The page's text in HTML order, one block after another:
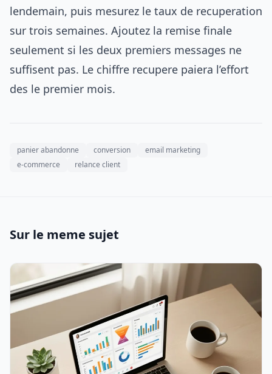
lendemain, puis mesurez le taux de recuperation
sur trois semaines. Ajoutez la remise finale
seulement si les deux premiers messages ne
suffisent pas. Le chiffre recupere paiera l’effort
des le premier mois.
panier abandonne conversion
email marketing
e-commerce
relance client
Sur le meme sujet